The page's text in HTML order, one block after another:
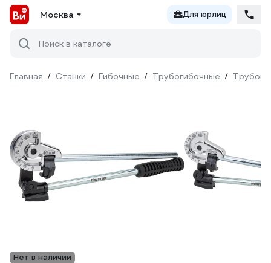
Москва Для юрлиц
Поиск в каталоге
Главная / Станки / Гибочные / Трубогибочные /
Нет в наличии